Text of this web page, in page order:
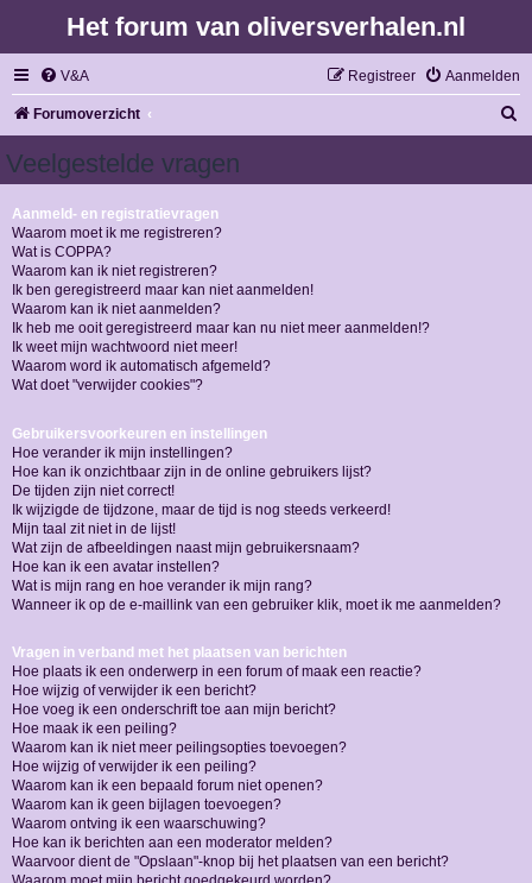
Het forum van oliversverhalen.nl
V&A Aanmelden
Registreer
Forumoverzicht
Veelgestelde vragen
Aanmeld- en registratievragen
Waarom moet ik me registreren?
Wat is COPPA?
Waarom kan ik niet registreren?
Ik ben geregistreerd maar kan niet aanmelden!
Waarom kan ik niet aanmelden?
Ik heb me ooit geregistreerd maar kan nu niet meer aanmelden!?
Ik weet mijn wachtwoord niet meer!
Waarom word ik automatisch afgemeld?
Wat doet "verwijder cookies"?
Gebruikersvoorkeuren en instellingen
Hoe verander ik mijn instellingen?
Hoe kan ik onzichtbaar zijn in de online gebruikers lijst?
De tijden zijn niet correct!
Ik wijzigde de tijdzone, maar de tijd is nog steeds verkeerd!
Mijn taal zit niet in de lijst!
Wat zijn de afbeeldingen naast mijn gebruikersnaam?
Hoe kan ik een avatar instellen?
Wat is mijn rang en hoe verander ik mijn rang?
Wanneer ik op de e-maillink van een gebruiker klik, moet ik me aanmelden?
Vragen in verband met het plaatsen van berichten
Hoe plaats ik een onderwerp in een forum of maak een reactie?
Hoe wijzig of verwijder ik een bericht?
Hoe voeg ik een onderschrift toe aan mijn bericht?
Hoe maak ik een peiling?
Waarom kan ik niet meer peilingsopties toevoegen?
Hoe wijzig of verwijder ik een peiling?
Waarom kan ik een bepaald forum niet openen?
Waarom kan ik geen bijlagen toevoegen?
Waarom ontving ik een waarschuwing?
Hoe kan ik berichten aan een moderator melden?
Waarvoor dient de "Opslaan"-knop bij het plaatsen van een bericht?